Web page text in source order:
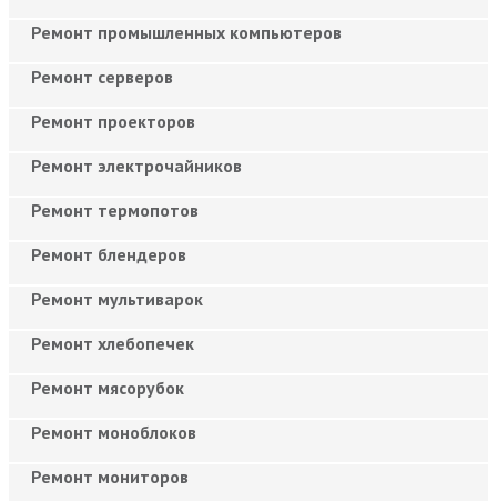
Ремонт промышленных компьютеров
Ремонт серверов
Ремонт проекторов
Ремонт электрочайников
Ремонт термопотов
Ремонт блендеров
Ремонт мультиварок
Ремонт хлебопечек
Ремонт мясорубок
Ремонт моноблоков
Ремонт мониторов